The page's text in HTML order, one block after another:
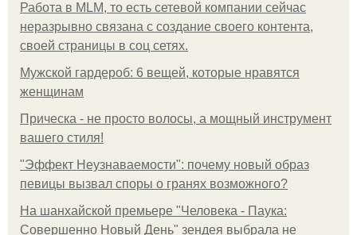
Работа в MLM, то есть сетевой компании сейчас
неразрывно связана с создание своего контента,
своей страницы в соц сетях.
Мужской гардероб: 6 вещей, которые нравятся
женщинам
Прическа - не просто волосы, а мощный инструмент
вашего стиля!
"Эффект Неузнаваемости": почему новый образ
певицы вызвал споры о гранях возможного?
На шанхайской премьере "Человека - Паука:
Совершенно Новый День" зендея выбрала не